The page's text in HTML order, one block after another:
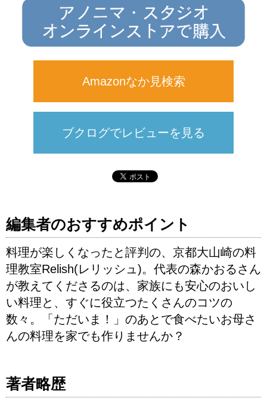
Amazonなか見検索
ブクログでレビューを見る
編集者のおすすめポイント
料理が楽しくなったと評判の、京都大山崎の料
理教室Relish(レリッシュ)。代表の森かおるさん
が教えてくださるのは、家族にも安心のおいし
い料理と、すぐに役立つたくさんのコツの
数々。「ただいま！」のあとで食べたいお母さ
んの料理を家でも作りませんか？
著者略歴